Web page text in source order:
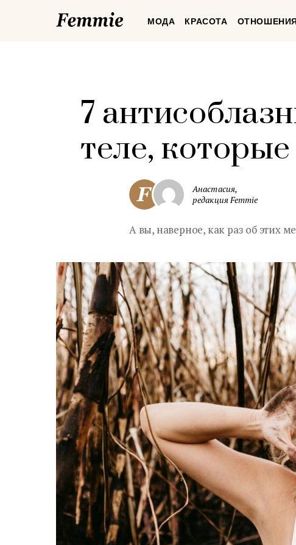
FemmieМОДА КРАСОТА
7
теле,
Анастасия,
редакция Femmie
А вы, наверное, как раз об этих